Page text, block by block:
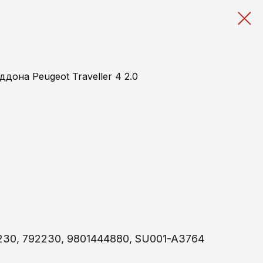
Peugeot Traveller 4 2.0
792230, 9801444880, SU001-A3764